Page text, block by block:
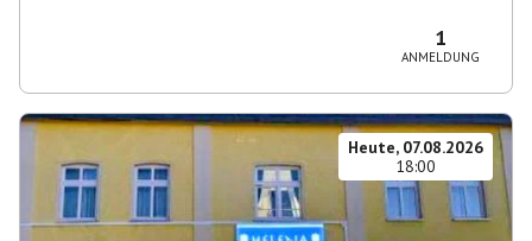
1
ANMELDUNG
Heute, 07.08.2026
18:00